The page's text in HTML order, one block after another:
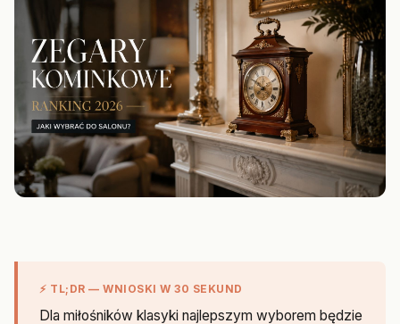
⚡ TL;DR — WNIOSKI W 30 SEKUND
Dla miłośników klasyki najlepszym wyborem będzie